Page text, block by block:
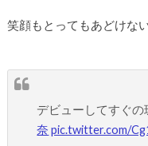
笑顔もとってもあどけな
デビューしてすぐ
奈 pic.twitter.com/